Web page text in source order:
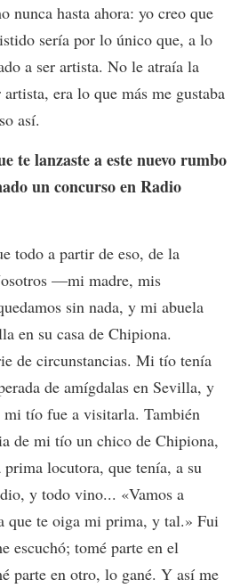
nunca hasta ahora: yo creo que
sería por lo único que, a lo
a ser artista. No le atraía la
era lo que más me gustaba
así.
te lanzaste a este nuevo rumbo
un concurso en Radio
todo a partir de eso, de la
—mi madre, mis
sin nada, y mi abuela
en su casa de Chipiona.
de circunstancias. Mi tío tenía
de amígdalas en Sevilla, y
tío fue a visitarla. También
de mi tío un chico de Chipiona,
locutora, que tenía, a su
y todo vino... «Vamos a
que te oiga mi prima, y tal.» Fui
escuchó; tomé parte en el
parte en otro, lo gané. Y así me